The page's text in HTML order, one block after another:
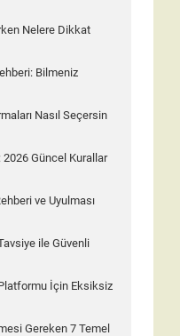
Nelere Dikkat
Bilmeniz
Nasıl Seçersin
2026 Güncel Kurallar
ve Uyulması
ile Güvenli
İçin Eksiksiz
Gereken 7 Temel